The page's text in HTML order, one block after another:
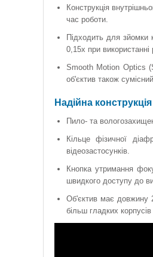
Конструкція
час роботи.
Підходить для
0,15x при
Smooth Motion Optics
об'єктив також
Надійна
Пило- та
Кільце фізичної
відеозастосунків.
Кнопка утримання
швидкого доступу до
Об'єктив має довжину
більш гладких